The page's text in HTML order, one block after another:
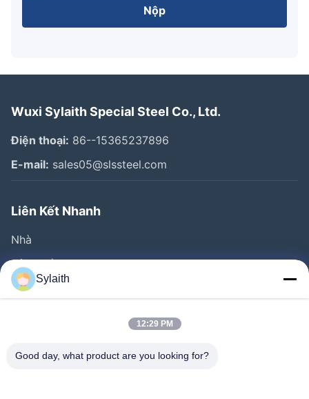
Nộp
Wuxi Sylaith Special Steel Co., Ltd.
Điện thoại: 86--15365237896
E-mail: sales05@slssteel.com
Liên Kết Nhanh
Nhà
Sản Phẩm
Video
Kiểm Soát Chất Lượng
Sylaith
12:29 PM
Good day, what product are you looking for?